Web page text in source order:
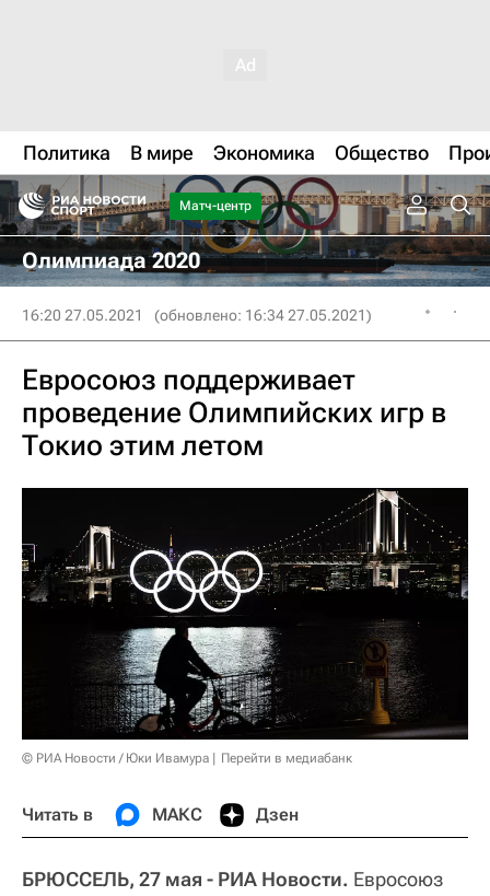
Политика В мире Экономика Общество
Матч-центр
Олимпиада 2020
16:20 27.05.2021 (обновлено: 16:34 27.05.2021)
Евросоюз поддерживает
проведение Олимпийских игр в
Токио этим летом
© РИА Новости / Юки Ивамура Перейти в медиабанк
Читать в МАКС Дзен
БРЮССЕЛЬ, 27 мая - РИА Новости. Евросоюз